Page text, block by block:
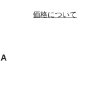
価格について